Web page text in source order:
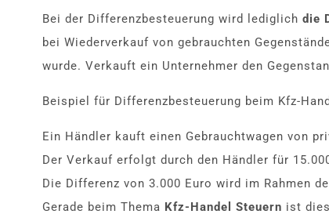
Bei der Differenzbesteuerung wird lediglich die
bei Wiederverkauf von gebrauchten
wurde. Verkauft ein Unternehmer den
Beispiel für Differenzbesteuerung beim Kfz-
Ein Händler kauft einen Gebrauchtwagen von
Der Verkauf erfolgt durch den Händler für
Die Differenz von 3.000 Euro wird im Rahmen
Gerade beim Thema Kfz-Handel Steuern ist